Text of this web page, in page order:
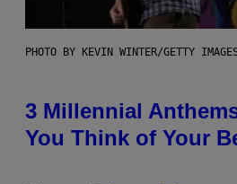
PHOTO BY KEVIN WINTER/GETTY
3 Millennial
You Think of Your